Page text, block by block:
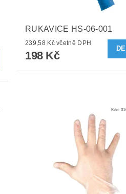
RUKAVICE HS-06-001
239,58 Kč včetně DPH
198 Kč
Kód: